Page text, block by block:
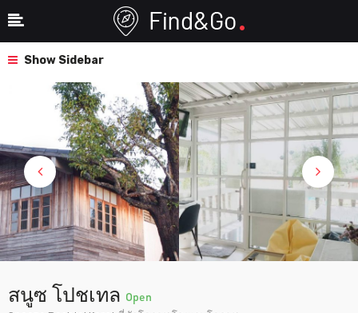
Show Sidebar
สนูซ โปชเทล Open